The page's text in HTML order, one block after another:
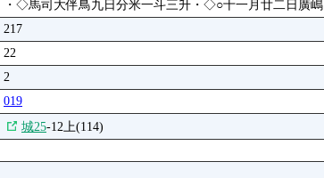
・◇馬司大伴鳥九日分米一斗三升・◇○十一月廿二日廣嶋
217
22
2
019
城25-12上(114)